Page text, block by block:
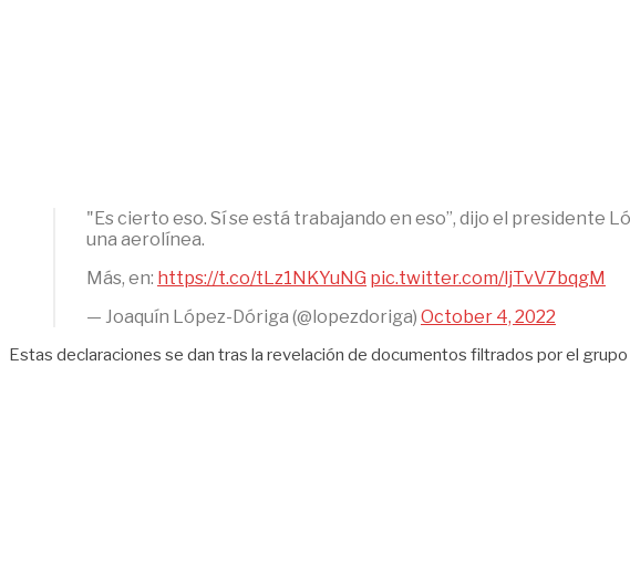
"Es cierto eso. Sí se está trabajando en eso”, dijo el presidente
una aerolínea.
Más, en: https://t.co/tLz1NKYuNG pic.twitter.com/ljTvV7bqgM
— Joaquín López-Dóriga (@lopezdoriga) October 4, 2022
Estas declaraciones se dan tras la revelación de documentos filtrados por el